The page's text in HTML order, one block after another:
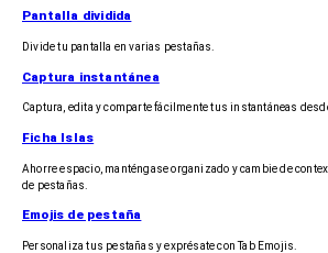
Pantalla dividida
Divide tu pantalla en varias pestañas.
Captura instantánea
Captura, edita y comparte fácilmente tus instantáneas
Ficha Islas
Ahorre espacio, manténgase organizado y cambie de
de pestañas.
Emojis de pestaña
Personaliza tus pestañas y exprésate con Tab Emojis.